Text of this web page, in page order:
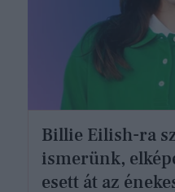
Billie Eilish-ra
ismerünk,
esett át az